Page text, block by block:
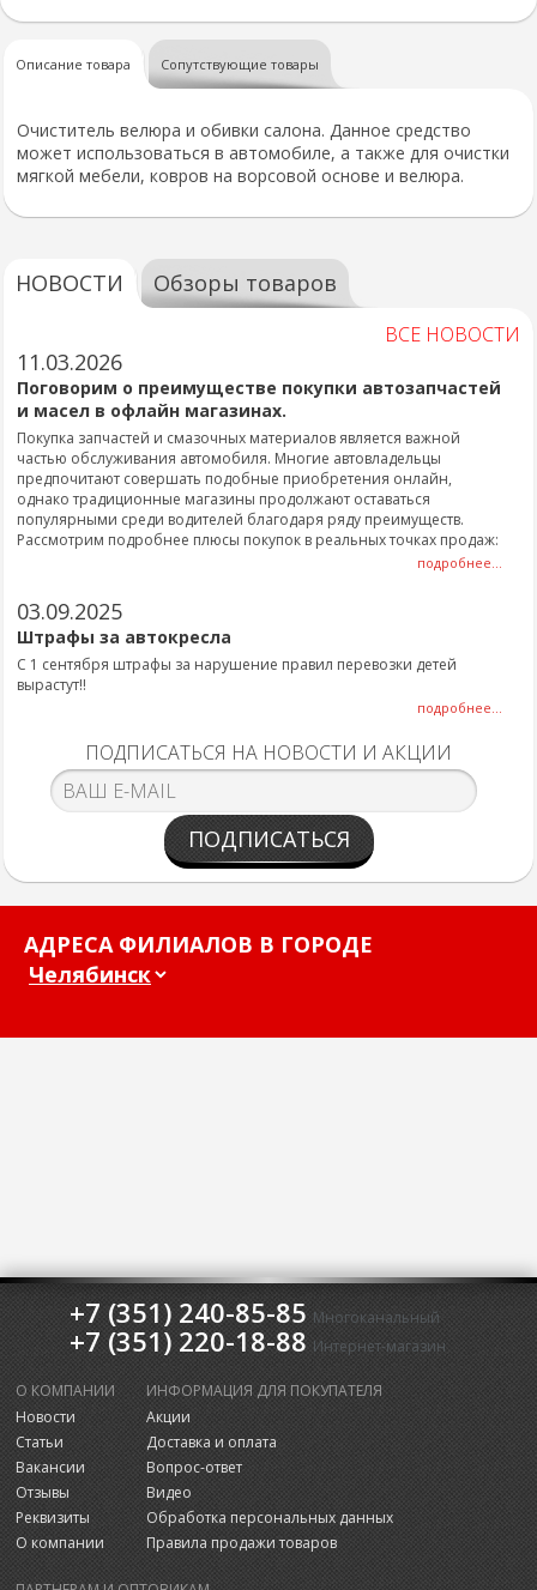
Описание товара Сопутствующие товары
Очиститель велюра и обивки салона. Данное средство
может использоваться в автомобиле, а также для очистки
мягкой мебели, ковров на ворсовой основе и велюра.
НОВОСТИ Обзоры товаров
ВСЕ НОВОСТИ
11.03.2026
Поговорим о преимуществе покупки автозапчастей
и масел в офлайн магазинах.
Покупка запчастей и смазочных материалов является важной
частью обслуживания автомобиля. Многие автовладельцы
предпочитают совершать подобные приобретения онлайн,
однако традиционные магазины продолжают оставаться
популярными среди водителей благодаря ряду преимуществ.
Рассмотрим подробнее плюсы покупок в реальных точках продаж:
подробнее...
03.09.2025
Штрафы за автокресла
С 1 сентября штрафы за нарушение правил перевозки детей
вырастут!!
подробнее...
ПОДПИСАТЬСЯ НА НОВОСТИ И АКЦИИ
ПОДПИСАТЬСЯ
АДРЕСА ФИЛИАЛОВ В ГОРОДЕ
+7 (351) 240-85-85 Многоканальный
+7 (351) 220-18-88 Интернет-магазин
О КОМПАНИИ
Новости
Статьи
Вакансии
Отзывы
Реквизиты
О компании
ИНФОРМАЦИЯ ДЛЯ ПОКУПАТЕЛЯ
Акции
Доставка и оплата
Вопрос-ответ
Видео
Обработка персональных данных
Правила продажи товаров